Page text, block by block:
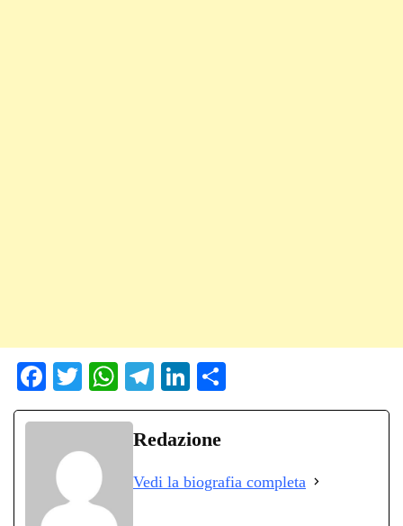
Fa
ce
ok
T
wi
r
W
ha
ts
pp
Te
le
gr
m
Li
nk
ed
on
di
Redazione
Vedi la biografia completa